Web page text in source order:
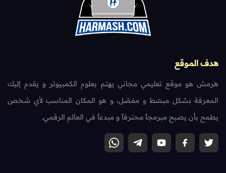
هدف الموقع
هرمش هو موقع تعليمي مجاني يهتم بعلوم الكمبيوتر و يقدم إليك
المعرفة بشكل مبسّط و مفصّل، و هو المكان المناسب لأي شخص
يطمح بأن يصبح مبرمجاً محترفاً و مبدعاً في العالم الرقمي.